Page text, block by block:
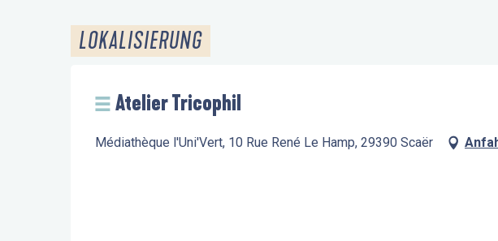
LOKALISIERUNG
Atelier Tricophil
Médiathèque l'Uni'Vert, 10 Rue René Le Hamp, 29390 Scaër